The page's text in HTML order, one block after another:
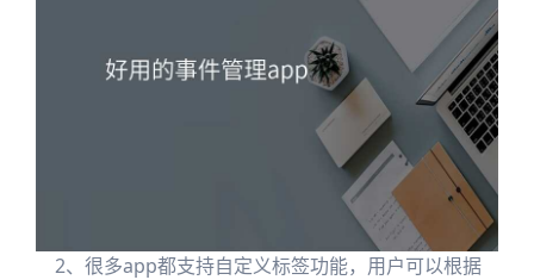
2、很多app都支持自定义标签功能，用户可以根据